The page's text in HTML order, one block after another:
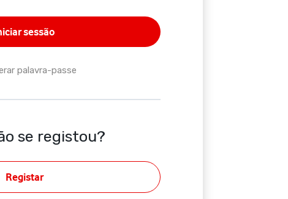
palavra-passe
se registou?
Registar